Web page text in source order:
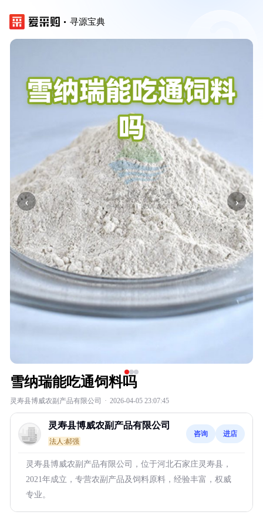
寻源宝典
‹ ›
雪纳瑞能吃通饲料吗
灵寿县博威农副产品有限公司 · 2026-04-05 23:07:45
灵寿县博威农副产品有限公司
法人:郝强
咨询 进店
灵寿县博威农副产品有限公司，位于河北石家庄灵寿县，
2021年成立，专营农副产品及饲料原料，经验丰富，权威
专业。